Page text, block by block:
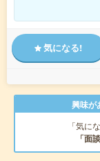
気になる!
興味が
「気に
「面